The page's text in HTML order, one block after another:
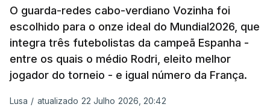
O ex-lateral do Benfica considerou que o galardão
“é um enorme orgulho e um reconhecimento que
qualquer jogador gostaria de ter”.
O guarda-redes cabo-verdiano Vozinha foi
escolhido para o onze ideal do Mundial2026, que
integra três futebolistas da campeã Espanha -
entre os quais o médio Rodri, eleito melhor
jogador do torneio - e igual número da França.
Lusa / atualizado 22 Julho 2026, 20:42